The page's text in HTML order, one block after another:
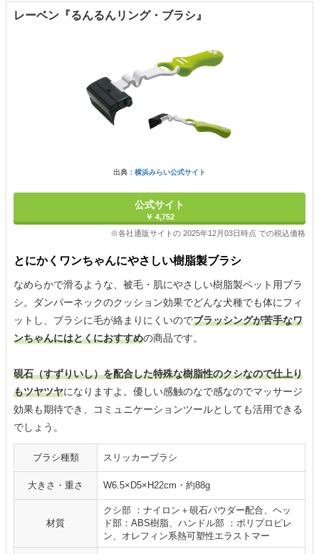
レーベン『るんるんリング・ブラシ』
出典： 横浜みらい公式サイト
公式サイト
￥ 4,752
※各社通販サイトの 2025年12月03日時点 での税込価格
とにかくワンちゃんにやさしい樹脂製ブラシ
なめらかで滑るような、被毛・肌にやさしい樹脂製ペット用ブラ
シ。ダンパーネックのクッション効果でどんな犬種でも体にフィ
ットし、ブラシに毛が絡まりにくいのでブラッシングが苦手なワ
ンちゃんにはとくにおすすめの商品です。
硯石（すずりいし）を配合した特殊な樹脂性のクシなので仕上り
もツヤツヤになりますよ。優しい感触のなで感なのでマッサージ
効果も期待でき、コミュニケーションツールとしても活用できる
でしょう。
ブラシ種類 スリッカーブラシ
大きさ・重さ W6.5×D5×H22cm・約88g
材質
クシ部 ：ナイロン＋硯石パウダー配合、ヘッ
ド部：ABS樹脂、ハンドル部 ：ポリプロピレ
ン、オレフィン系熱可塑性エラストマー